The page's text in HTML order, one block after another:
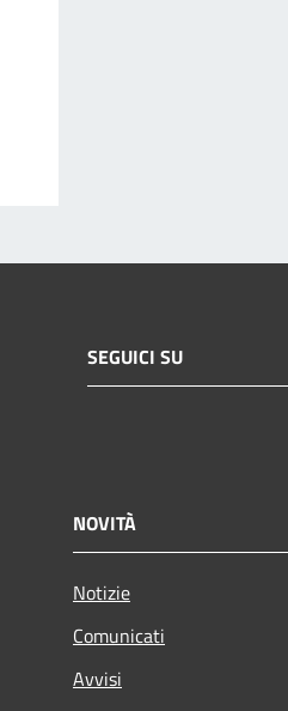
SEGUICI SU
NOVITÀ
Notizie
Comunicati
Avvisi